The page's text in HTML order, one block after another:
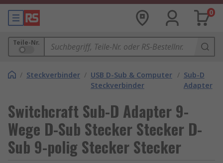
0
Teile-Nr.
/ Steckverbinder / USB D-Sub & Computer
Steckverbinder
/ Sub-D
Adapter
Switchcraft Sub-D Adapter 9-
Wege D-Sub Stecker Stecker D-
Sub 9-polig Stecker Stecker